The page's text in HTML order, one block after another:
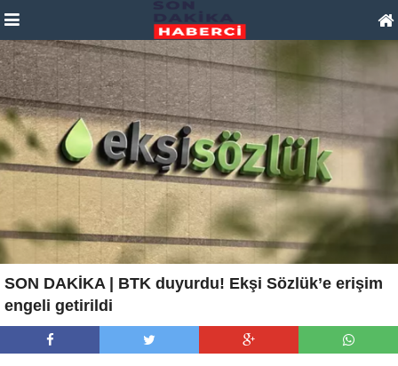
SON DAKİKA | BTK duyurdu! Ekşi Sözlük’e erişim
engeli getirildi